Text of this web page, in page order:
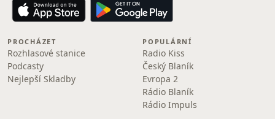
PROCHÁZET
Rozhlasové stanice
Podcasty
Nejlepší Skladby
POPULÁRNÍ
Radio Kiss
Český Blaník
Evropa 2
Rádio Blaník
Rádio Impuls